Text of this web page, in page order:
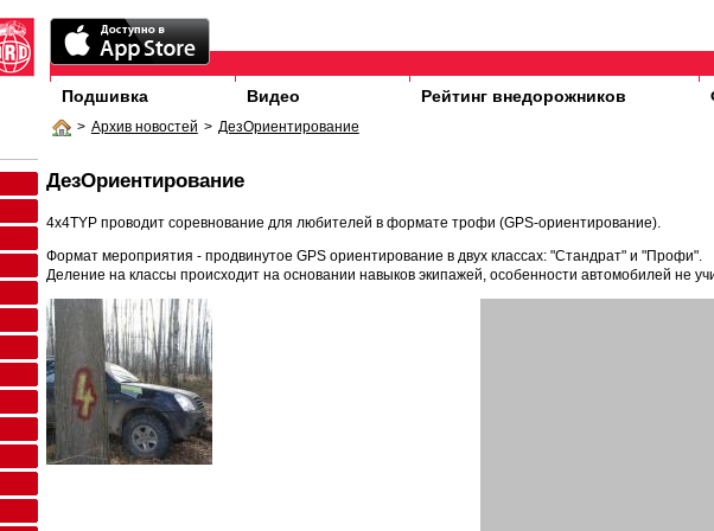
Подшивка Видео Рейтинг внедорожников
> Архив новостей > ДезОриентирование
ДезОриентирование
4x4TYP проводит соревнование для любителей в формате трофи (GPS-ориентирование).
Формат мероприятия - продвинутое GPS ориентирование в двух классах: "Стандрат" и "Профи".
Деление на классы происходит на основании навыков экипажей, особенности автомобилей не